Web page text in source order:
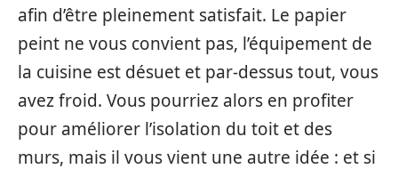
afin d’être pleinement satisfait. Le papier
peint ne vous convient pas, l’équipement de
la cuisine est désuet et par-dessus tout, vous
avez froid. Vous pourriez alors en profiter
pour améliorer l’isolation du toit et des
murs, mais il vous vient une autre idée : et si